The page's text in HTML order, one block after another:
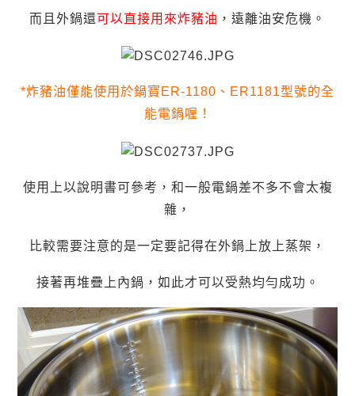
而且外鍋還可以直接用來炸豬油 ，遠離油安危機。
*炸豬油僅能使用於鍋寶ER-1180、ER1181型號的全
能電鍋喔！
使用上以說明書可參考，和一般電鍋差不多不會太複
雜，
比較需要注意的是一定要記得在外鍋上放上蒸架，
接著再堆疊上內鍋，如此才可以受熱均勻成功。